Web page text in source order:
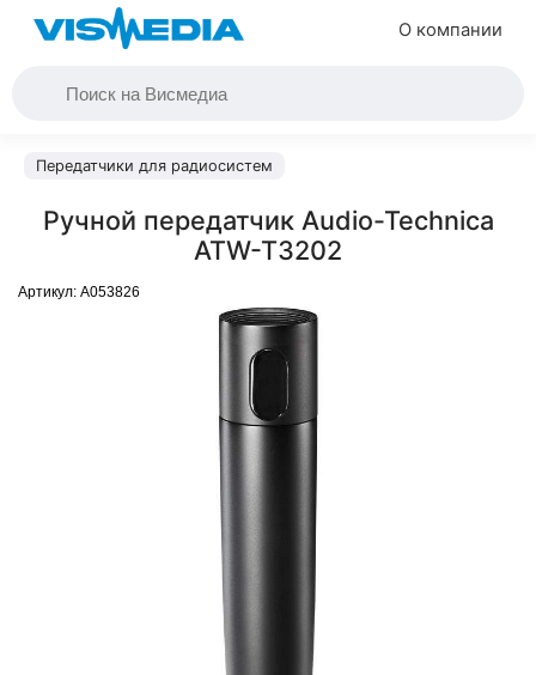
О компании
Передатчики для радиосистем
Ручной передатчик Audio-Technica
ATW-T3202
Артикул: A053826